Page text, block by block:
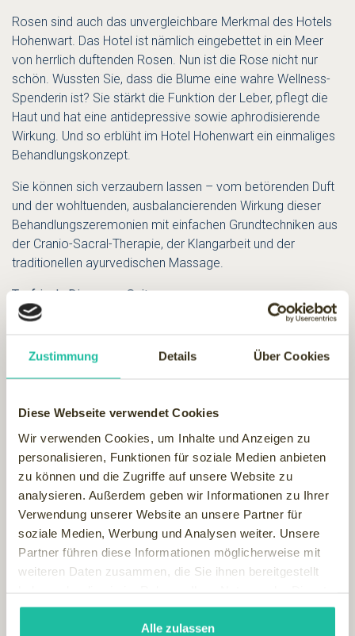
Zustimmung Details Über Cookies
Diese Webseite verwendet Cookies
Wir verwenden Cookies, um Inhalte und Anzeigen zu
personalisieren, Funktionen für soziale Medien anbieten
zu können und die Zugriffe auf unsere Website zu
analysieren. Außerdem geben wir Informationen zu Ihrer
Verwendung unserer Website an unsere Partner für
soziale Medien, Werbung und Analysen weiter. Unsere
Partner führen diese Informationen möglicherweise mit
weiteren Daten zusammen, die Sie ihnen bereitgestellt
gesammelt haben.
Alle zulassen
Rosen sind auch das unvergleichbare Merkmal des Hotels
Hohenwart. Das Hotel ist nämlich eingebettet in ein Meer
von herrlich duftenden Rosen. Nun ist die Rose nicht nur
schön. Wussten Sie, dass die Blume eine wahre Wellness-
Spenderin ist? Sie stärkt die Funktion der Leber, pflegt die
Haut und hat eine antidepressive sowie aphrodisierende
Wirkung. Und so erblüht im Hotel Hohenwart ein einmaliges
Behandlungskonzept.
Sie können sich verzaubern lassen – vom betörenden Duft
und der wohltuenden, ausbalancierenden Wirkung dieser
Behandlungszeremonien mit einfachen Grundtechniken aus
der Cranio-Sacral-Therapie, der Klangarbeit und der
traditionellen ayurvedischen Massage.
Taufrisch: Die neuen Suiten
Sie machen ihrem Namen alle Ehre: die fünf neuen,
aufnehmen wie ein duftiger Blütenkelch. Elegantes
geben dem modernen Interieur einen exklusiven„Alpin-
Natürlich verfügt jede Suite im Hohenwart auch über einen
Logenplatz im Freien. Auf großzügigen Panoramabalkons,
ausgestattet mit Komfortliegen, ist gut relaxen – zu Füßen
die verschwenderische Rosenpracht des Hotelgartens, auf
Augenhöhe die einzigartige Bergkulisse des
Burggrafenamtes… und mittendrin jede Menge Freiraum für
einzigartige Feriengefühle!
Stress ade, sich Zeit nehmen, um das Leben zu genießen.
Dazu habe ich das passende Zitat für Sie entdeckt: